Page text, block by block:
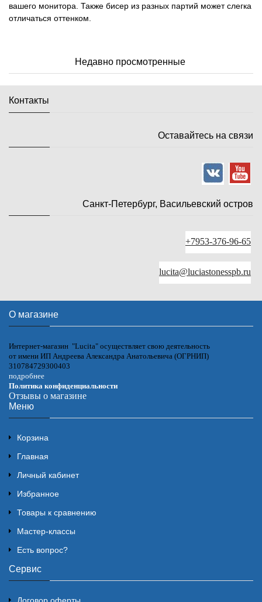
вашего монитора. Также бисер из разных партий может слегка
отличаться оттенком.
Недавно просмотренные
Контакты
Оставайтесь на связи
Санкт-Петербург, Васильевский остров
+7953-376-96-65
lucita@luciastonesspb.ru
О магазине
Интернет-магазин "Lucita" осуществляет свою деятельность
от имени ИП Андреева Александра Анатольевича (ОГРНИП)
310784729300403
подробнее
Политика конфиденциальности
Отзывы о магазине
Меню
Корзина
Главная
Личный кабинет
Избранное
Товары к сравнению
Мастер-классы
Есть вопрос?
Сервис